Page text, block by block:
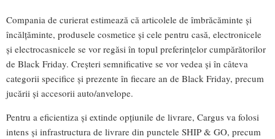
Compania de curierat estimează că articolele de îmbrăcăminte și
încălțăminte, produsele cosmetice și cele pentru casă, electronicele
și electrocasnicele se vor regăsi în topul preferințelor cumpărătorilor
de Black Friday. Creșteri semnificative se vor vedea și în câteva
categorii specifice și prezente în fiecare an de Black Friday, precum
jucării și accesorii auto/anvelope.
Pentru a eficientiza și extinde opțiunile de livrare, Cargus va folosi
intens și infrastructura de livrare din punctele SHIP & GO, precum